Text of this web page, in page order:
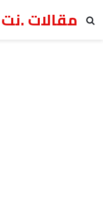
مقالات .نت
بحث عن